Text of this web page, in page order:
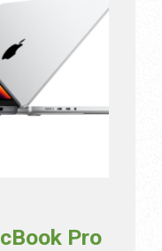
Pro